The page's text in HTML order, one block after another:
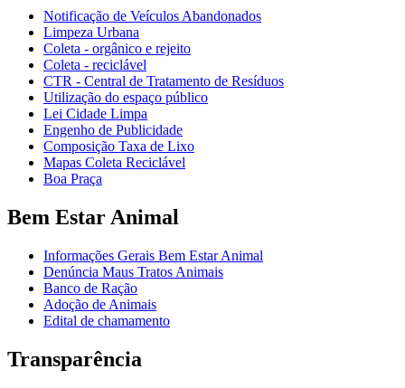
Notificação de Veículos Abandonados
Limpeza Urbana
Coleta - orgânico e rejeito
Coleta - reciclável
CTR - Central de Tratamento de Resíduos
Utilização do espaço público
Lei Cidade Limpa
Engenho de Publicidade
Composição Taxa de Lixo
Mapas Coleta Reciclável
Boa Praça
Bem Estar Animal
Informações Gerais Bem Estar Animal
Denúncia Maus Tratos Animais
Banco de Ração
Adoção de Animais
Edital de chamamento
Transparência